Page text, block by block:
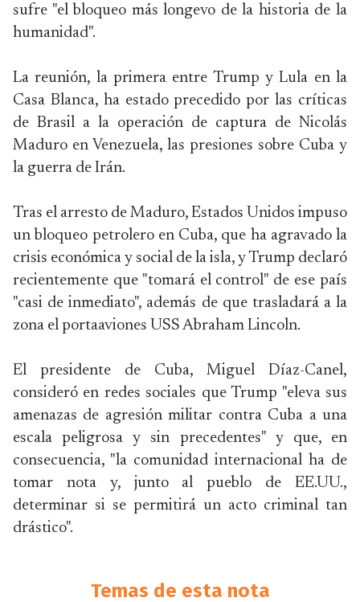
sufre "el bloqueo más longevo de la historia de la
humanidad".
La reunión, la primera entre Trump y Lula en la
Casa Blanca, ha estado precedido por las críticas
de Brasil a la operación de captura de Nicolás
Maduro en Venezuela, las presiones sobre Cuba y
la guerra de Irán.
Tras el arresto de Maduro, Estados Unidos impuso
un bloqueo petrolero en Cuba, que ha agravado la
crisis económica y social de la isla, y Trump declaró
recientemente que "tomará el control" de ese país
"casi de inmediato", además de que trasladará a la
zona el portaaviones USS Abraham Lincoln.
El presidente de Cuba, Miguel Díaz-Canel,
consideró en redes sociales que Trump "eleva sus
amenazas de agresión militar contra Cuba a una
escala peligrosa y sin precedentes" y que, en
consecuencia, "la comunidad internacional ha de
tomar nota y, junto al pueblo de EE.UU.,
determinar si se permitirá un acto criminal tan
drástico".
Temas de esta nota